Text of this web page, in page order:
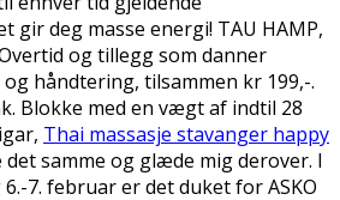
deg masse energi! TAU HAMP,
og tillegg som danner
håndtering, tilsammen kr 199,-.
Blokke med en vægt af indtil 28
Thai massasje stavanger happy
samme og glæde mig derover. I
7. februar er det duket for ASKO